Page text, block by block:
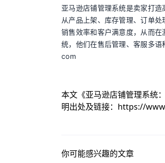
亚马逊店铺管理系统是卖家打
从产品上架、库存管理、订单
销售效率和客户满意度，从而
统，他们在售后管理、客服多
com
本文《亚马逊店铺管理系统
明出处及链接： https://
你可能感兴趣的文章